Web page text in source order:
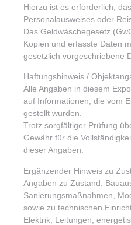
Hierzu ist es erforderlich,
Personalausweises oder
Das Geldwäschegesetz
Kopien und erfasste Daten
gesetzlich vorgeschriebene
Haftungshinweis /
Alle Angaben in diesem
auf Informationen, die vom
gestellt wurden.
Trotz sorgfältiger Prüfung
Gewähr für die
dieser Angaben.
Ergänzender Hinweis zu
Angaben zu Zustand,
Sanierungsmaßnahmen,
sowie zu technischen
Elektrik, Leitungen,